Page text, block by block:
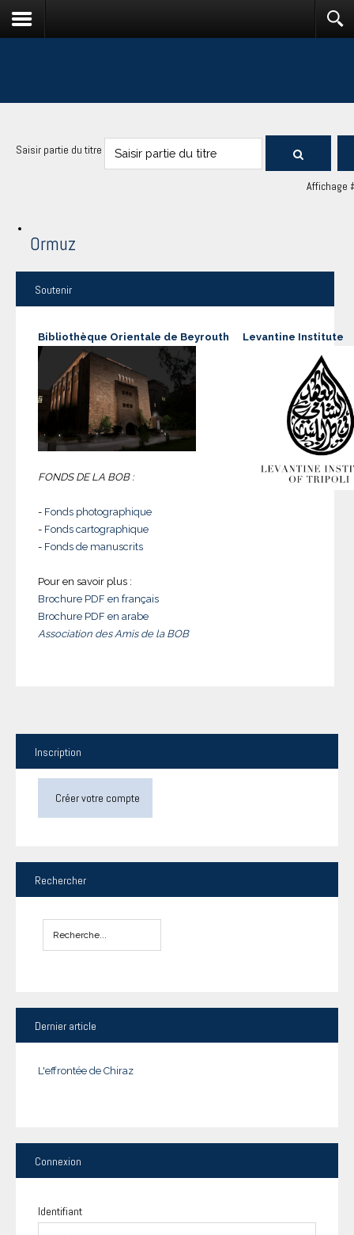
Saisir partie du titre
Affichage
Ormuz
Soutenir
Bibliothèque Orientale de Beyrouth
FONDS DE LA BOB :
- Fonds photographique
- Fonds cartographique
- Fonds de manuscrits
Pour en savoir plus :
Brochure PDF en français
Brochure PDF en arabe
Association des Amis de la BOB
Levantine Institute
Inscription
Créer votre compte
Rechercher
Dernier article
L'effrontée de Chiraz
Connexion
Identifiant